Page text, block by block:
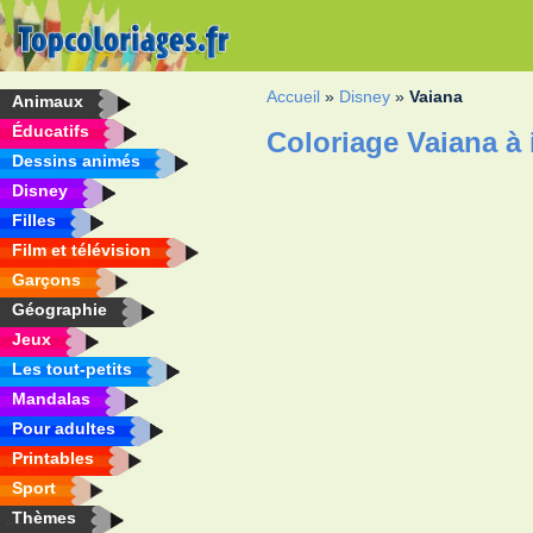
Animaux
Éducatifs
Dessins animés
Disney
Filles
Film et télévision
Garçons
Géographie
Jeux
Les tout-petits
Mandalas
Pour adultes
Printables
Sport
Thèmes
Accueil » Disney »Vaiana
Coloriage Vaiana